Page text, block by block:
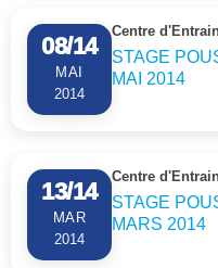
08/14
MAI
2014
Centre
STAGE
MAI 2014
13/14
MAR
2014
Centre
STAGE
MARS 2014